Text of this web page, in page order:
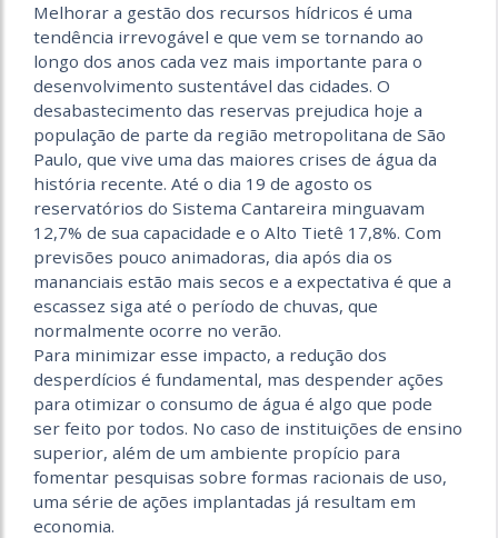
Melhorar a gestão dos recursos hídricos é uma
tendência irrevogável e que vem se tornando ao
longo dos anos cada vez mais importante para o
desenvolvimento sustentável das cidades. O
desabastecimento das reservas prejudica hoje a
população de parte da região metropolitana de São
Paulo, que vive uma das maiores crises de água da
história recente. Até o dia 19 de agosto os
reservatórios do Sistema Cantareira minguavam
12,7% de sua capacidade e o Alto Tietê 17,8%. Com
previsões pouco animadoras, dia após dia os
mananciais estão mais secos e a expectativa é que a
escassez siga até o período de chuvas, que
normalmente ocorre no verão.
Para minimizar esse impacto, a redução dos
desperdícios é fundamental, mas despender ações
para otimizar o consumo de água é algo que pode
ser feito por todos. No caso de instituições de ensino
superior, além de um ambiente propício para
fomentar pesquisas sobre formas racionais de uso,
uma série de ações implantadas já resultam em
economia.